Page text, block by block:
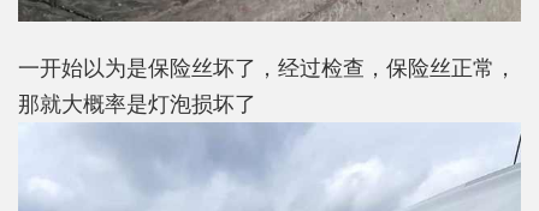
一开始以为是保险丝坏了，经过检查，保险丝正常，
那就大概率是灯泡损坏了